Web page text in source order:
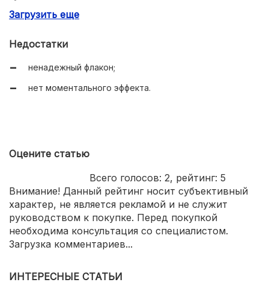
уменьшение морщин;
Загрузить еще
Недостатки
ненадежный флакон;
нет моментального эффекта.
Оцените статью
Всего голосов: 2, рейтинг: 5
Внимание! Данный рейтинг носит субъективный
характер, не является рекламой и не служит
руководством к покупке. Перед покупкой
необходима консультация со специалистом.
Загрузка комментариев...
ИНТЕРЕСНЫЕ СТАТЬИ